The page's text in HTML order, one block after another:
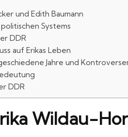
und Edith Baumann
Systems
DDR
auf Erikas Leben
Jahre und
DDR
Wildau-